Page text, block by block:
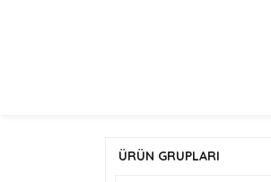
ÜRÜN GRUPLARI